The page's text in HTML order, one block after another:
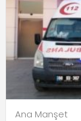
Ana Manşet